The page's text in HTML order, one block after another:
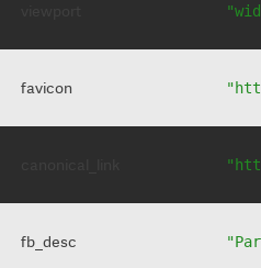
favicon
fb_desc